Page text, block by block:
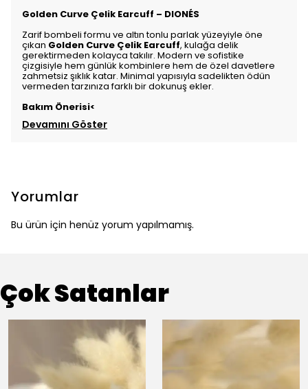
Golden Curve Çelik Earcuff – DIONÉS
Zarif bombeli formu ve altın tonlu parlak yüzeyiyle öne
çıkan Golden Curve Çelik Earcuff, kulağa delik
gerektirmeden kolayca takılır. Modern ve sofistike
çizgisiyle hem günlük kombinlere hem de özel davetlere
zahmetsiz şıklık katar. Minimal yapısıyla sadelikten ödün
vermeden tarzınıza farklı bir dokunuş ekler.
Bakım Önerisi<
Devamını Göster
Yorumlar
Bu ürün için henüz yorum yapılmamış.
Çok Satanlar